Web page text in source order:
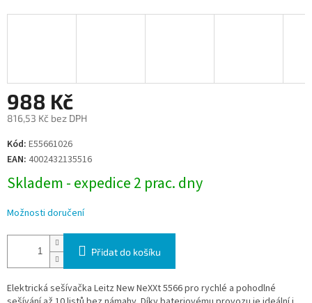
988 Kč
816,53 Kč bez DPH
Měrná
cena:
Kód: E55661026
EAN: 4002432135516
Skladem - expedice 2 prac. dny
Možnosti doručení
Přidat do košíku
Elektrická sešívačka Leitz New NeXXt 5566 pro rychlé a pohodlné